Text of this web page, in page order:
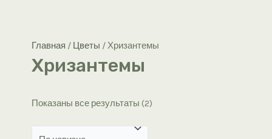
Главная / Цветы / Хризантемы
Хризантемы
Показаны все результаты (2)Сортировка: